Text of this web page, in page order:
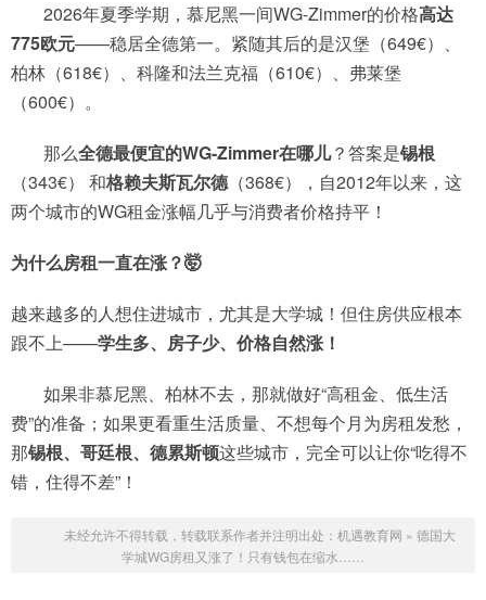
2026年夏季学期，慕尼黑一间WG-Zimmer的价格高达
775欧元——稳居全德第一。紧随其后的是汉堡（649€）、
柏林（618€）、科隆和法兰克福（610€）、弗莱堡
（600€）。
那么全德最便宜的WG-Zimmer在哪儿？答案是锡根
（343€） 和格赖夫斯瓦尔德（368€），自2012年以来，这
两个城市的WG租金涨幅几乎与消费者价格持平！
为什么房租一直在涨？🤯
越来越多的人想住进城市，尤其是大学城！但住房供应根本
跟不上——学生多、房子少、价格自然涨！
如果非慕尼黑、柏林不去，那就做好“高租金、低生活
费”的准备；如果更看重生活质量、不想每个月为房租发愁，
那锡根、哥廷根、 德累斯顿这些城市，完全可以让你“吃得不
错，住得不差”！
未经允许不得转载，转载联系作者并注明出处： 机遇教育网 » 德国大
学城WG房租又涨了！只有钱包在缩水……